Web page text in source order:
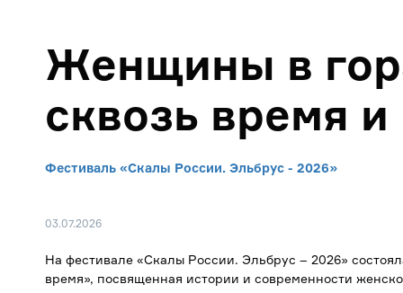
Женщины в
сквозь время
Фестиваль «Скалы России. Эльбрус - 2026»
03.07.2026
На фестивале «Скалы России. Эльбрус – 2026»
время», посвященная истории и современности